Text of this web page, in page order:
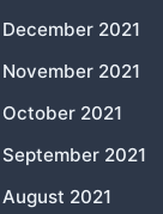
December 2021
November 2021
October 2021
September 2021
August 2021